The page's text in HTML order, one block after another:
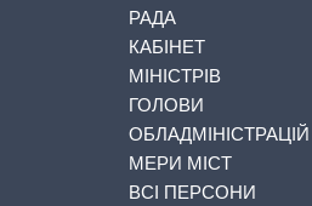
РАДА
КАБІНЕТ
МІНІСТРІВ
ГОЛОВИ
ОБЛАДМІНІСТРАЦІЙ
МЕРИ МІСТ
ВСІ ПЕРСОНИ